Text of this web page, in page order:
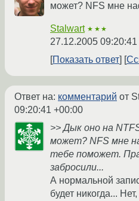
может? NFS мне
Stalwart ★★★
27.12.2005
Показать ответ
Ответ на: комментарий от
09:20:41 +00:00
>> Дык оно на
может? NFS мне
тебе поможет.
забросили...
А нормальной
будет никогда...